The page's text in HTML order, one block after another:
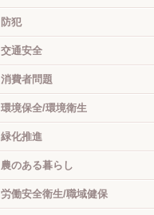
防犯
交通安全
消費者問題
環境保全/環境衛生
緑化推進
農のある暮らし
労働安全衛生/職域健保